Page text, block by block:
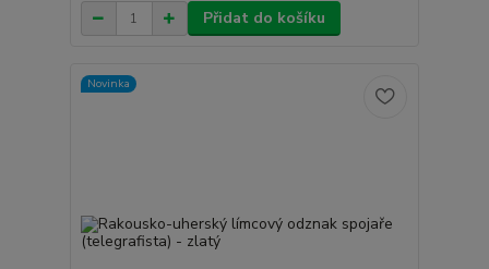
Přidat do košíku
Novinka